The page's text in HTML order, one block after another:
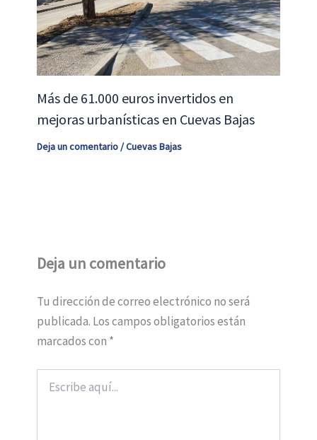
Más de 61.000 euros invertidos en
mejoras urbanísticas en Cuevas Bajas
Deja un comentario/Cuevas Bajas
Deja un comentario
Tu dirección de correo electrónico no será
publicada. Los campos obligatorios están
marcados con *
aquí...